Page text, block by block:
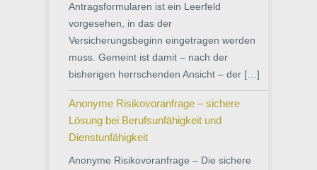
Antragsformularen ist ein Leerfeld
vorgesehen, in das der
Versicherungsbeginn eingetragen werden
muss. Gemeint ist damit – nach der
bisherigen herrschenden Ansicht – der […]
Anonyme Risikovoranfrage – sichere
Lösung bei Berufsunfähigkeit und
Dienstunfähigkeit
Anonyme Risikovoranfrage – Die sichere